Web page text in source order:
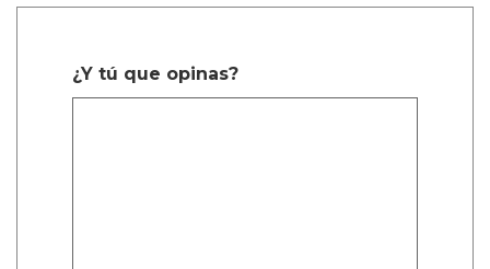
¿Y tú que opinas?